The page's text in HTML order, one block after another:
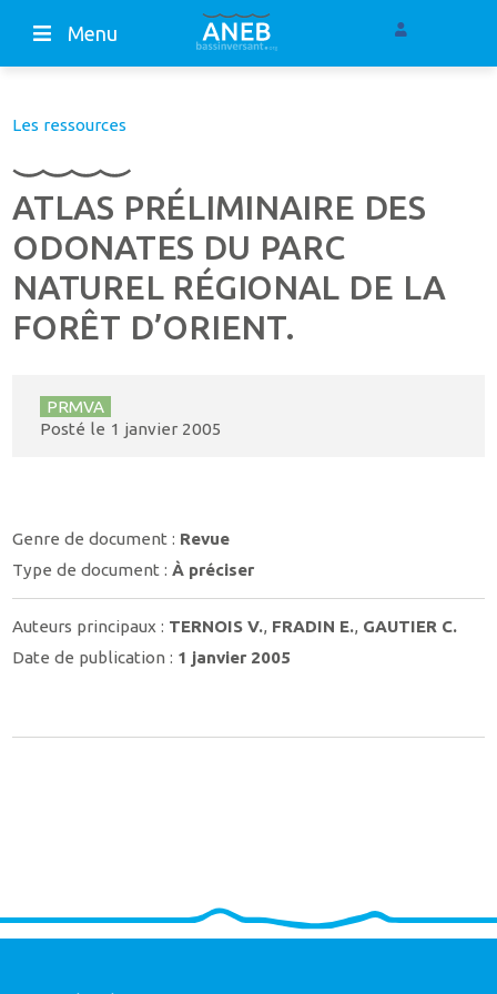
Menu
Les ressources
ATLAS PRÉLIMINAIRE DES
ODONATES DU PARC
NATUREL RÉGIONAL DE LA
FORÊT D’ORIENT.
PRMVA
Posté le 1 janvier 2005
Genre de document : Revue
Type de document :À préciser
Auteurs principaux : TERNOIS V., FRADIN E., GAUTIER C.
Date de publication : 1 janvier 2005